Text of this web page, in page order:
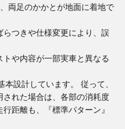
両足のかかとが地面に着地で
らつきや仕様変更により、誤
トや内容が一部実車と異なる
本設計しています。 従って、
れた場合は、各部の消耗度
距離も、『標準パターン』